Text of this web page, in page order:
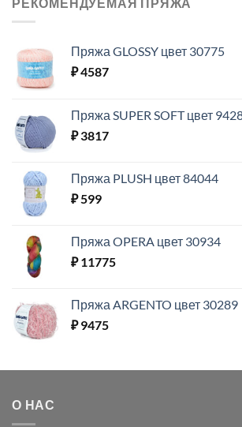
Пряжа GLOSSY цвет 30775
₽4587
Пряжа SUPER SOFT цвет
₽3817
Пряжа PLUSH цвет 84044
₽599
Пряжа OPERA цвет 30934
₽11775
Пряжа ARGENTO цвет 30289
₽9475
О НАС